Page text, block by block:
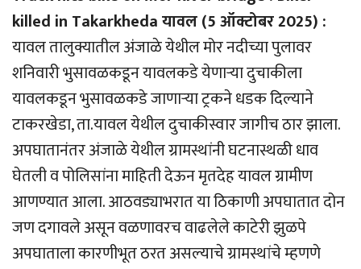
killed in Takarkheda यावल (5 ऑक्टोबर 2025) :
यावल तालुक्यातील अंजाळे येथील मोर नदीच्या पुलावर
शनिवारी भुसावळकडून यावलकडे येणार्‍या दुचाकीला
यावलकडून भुसावळकडे जाणार्‍या ट्रकने धडक दिल्याने
टाकरखेडा, ता.यावल येथील दुचाकीस्वार जागीच ठार झाला.
अपघातानंतर अंजाळे येथील ग्रामस्थांनी घटनास्थळी धाव
घेतली व पोलिसांना माहिती देऊन मृतदेह यावल ग्रामीण
आणण्यात आला. आठवड्याभरात या ठिकाणी अपघातात दोन
जण दगावले असून वळणावरच वाढलेले काटेरी झुळपे
अपघाताला कारणीभूत ठरत असल्याचे ग्रामस्थांचे म्हणणे